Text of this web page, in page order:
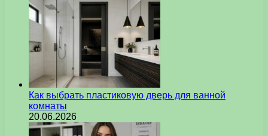
Как выбрать пластиковую дверь для ванной
комнаты
20.06.2026